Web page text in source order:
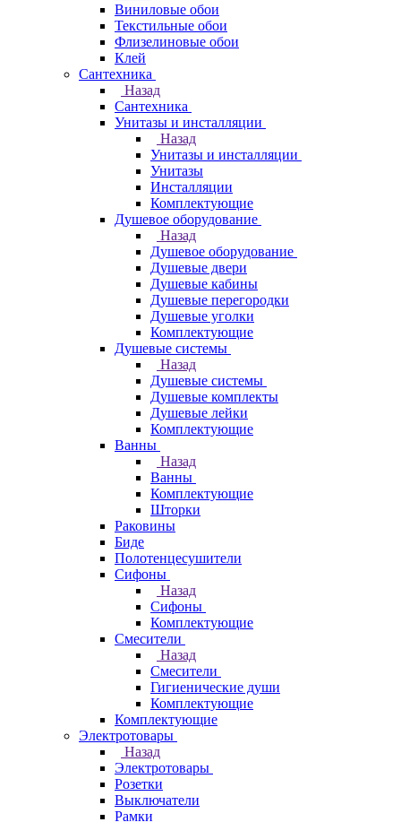
Виниловые обои
Текстильные обои
Флизелиновые обои
Клей
Сантехника
Назад
Сантехника
Унитазы и инсталляции
Назад
Унитазы и инсталляции
Унитазы
Инсталляции
Комплектующие
Душевое оборудование
Назад
Душевое оборудование
Душевые двери
Душевые кабины
Душевые перегородки
Душевые уголки
Комплектующие
Душевые системы
Назад
Душевые системы
Душевые комплекты
Душевые лейки
Комплектующие
Ванны
Назад
Ванны
Комплектующие
Шторки
Раковины
Биде
Полотенцесушители
Сифоны
Назад
Сифоны
Комплектующие
Смесители
Назад
Смесители
Гигиенические души
Комплектующие
Комплектующие
Электротовары
Назад
Электротовары
Розетки
Выключатели
Рамки